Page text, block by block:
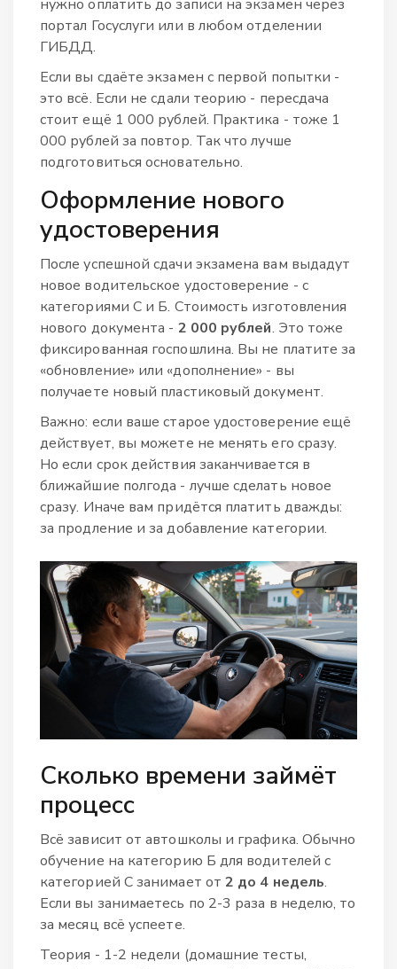
нужно оплатить до записи на экзамен через
портал Госуслуги или в любом отделении
ГИБДД.
Если вы сдаёте экзамен с первой попытки -
это всё. Если не сдали теорию - пересдача
стоит ещё 1 000 рублей. Практика - тоже 1
000 рублей за повтор. Так что лучше
подготовиться основательно.
Оформление нового
удостоверения
После успешной сдачи экзамена вам выдадут
новое водительское удостоверение - с
категориями С и Б. Стоимость изготовления
нового документа - 2 000 рублей. Это тоже
фиксированная госпошлина. Вы не платите за
«обновление» или «дополнение» - вы
получаете новый пластиковый документ.
Важно: если ваше старое удостоверение ещё
действует, вы можете не менять его сразу.
Но если срок действия заканчивается в
ближайшие полгода - лучше сделать новое
сразу. Иначе вам придётся платить дважды:
за продление и за добавление категории.
Сколько времени займёт
процесс
Всё зависит от автошколы и графика. Обычно
обучение на категорию Б для водителей с
категорией С занимает от2 до 4 недель.
Если вы занимаетесь по 2-3 раза в неделю, то
за месяц всё успеете.
Теория - 1-2 недели (домашние тесты,